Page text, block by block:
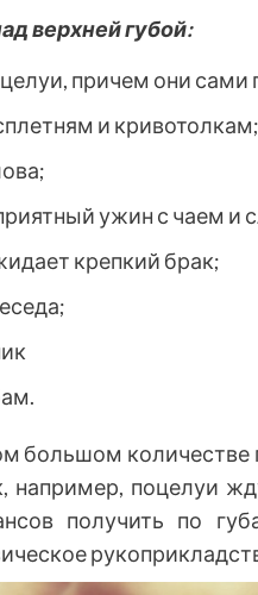
верхней губой:
причем они сами
и кривотолкам;
ужин с чаем и
крепкий брак;
большом
например, поцелуи
получить по